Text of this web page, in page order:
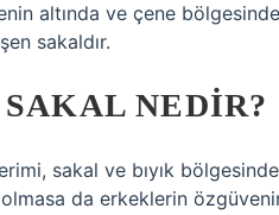
altında ve çene
sakaldır.
NEDIR?
sakal ve bıyık
olmasa da erkeklerin